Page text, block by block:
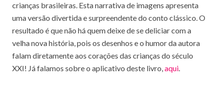
crianças brasileiras. Esta narrativa de imagens apresenta
uma versão divertida e surpreendente do conto clássico. O
resultado é que não há quem deixe de se deliciar com a
velha nova história, pois os desenhos e o humor da autora
falam diretamente aos corações das crianças do século
XXI! Já falamos sobre o aplicativo deste livro,aqui.